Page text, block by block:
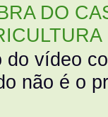
DO
do vídeo
não é o